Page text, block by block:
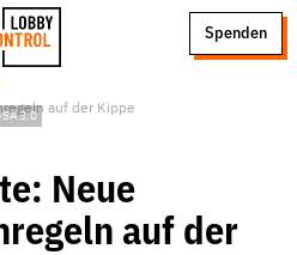
Spenden
auf der Kippe
SA 3.0
Neue
auf der